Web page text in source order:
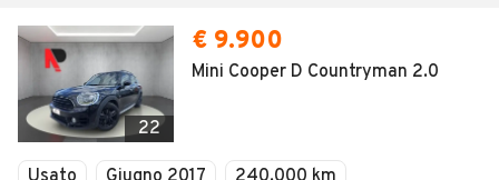
22
€ 9.900
Mini Cooper D Countryman 2.0